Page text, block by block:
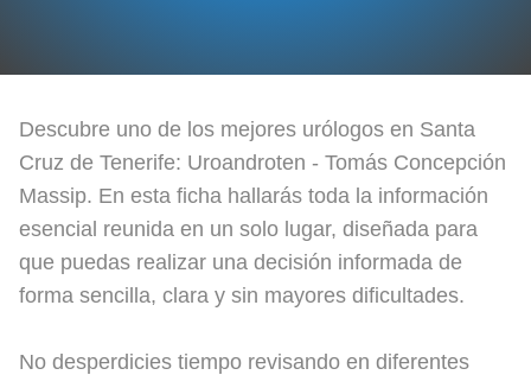
Descubre uno de los mejores urólogos en Santa
Cruz de Tenerife: Uroandroten - Tomás Concepción
Massip. En esta ficha hallarás toda la información
esencial reunida en un solo lugar, diseñada para
que puedas realizar una decisión informada de
forma sencilla, clara y sin mayores dificultades.
No desperdicies tiempo revisando en diferentes